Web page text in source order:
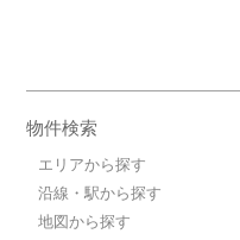
物件検索
エリアから探す
沿線・駅から探す
地図から探す